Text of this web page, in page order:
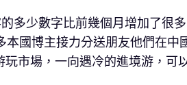
多少數字比前幾個月增加了很
國博主接力分送朋友他們在中
市場，一向遇冷的進境游，可